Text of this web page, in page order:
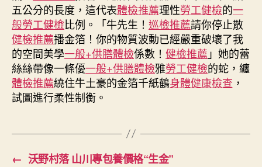
五公分的長度，這代表體檢推薦理性勞工健檢的一
般勞工健檢比例。「牛先生！ 巡檢推薦請你停止散
健檢推薦播金箔！你的物質波動已經嚴重破壞了我
的空間美學一般+供膳體檢係數！ 健檢推薦 」她的蕾
絲絲帶像一條優一般+供膳體檢雅勞工健檢的蛇，纏
體檢推薦繞住牛土豪的金箔千紙鶴身體健康檢查 ，
試圖進行柔性制衡。
← 沃野村落 山川專包養價格“生金”